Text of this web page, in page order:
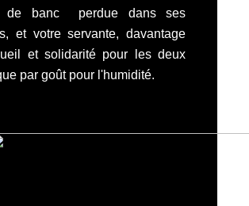
de banc perdue dans ses
et votre servante, davantage
et solidarité pour les deux
par goût pour l'humidité.